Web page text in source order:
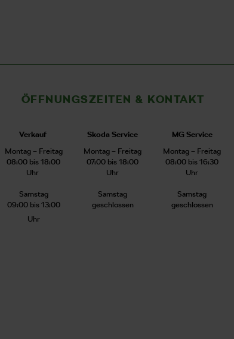
ÖFFNUNGSZEITEN & KONTAKT
Verkauf
Montag – Freitag
08:00 bis 18:00
Uhr
Samstag
09:00 bis 13:00
Uhr
Skoda Service
Montag – Freitag
07:00 bis 18:00
Uhr
Samstag
geschlossen
MG Service
Montag – Freitag
08:00 bis 16:30
Uhr
Samstag
geschlossen